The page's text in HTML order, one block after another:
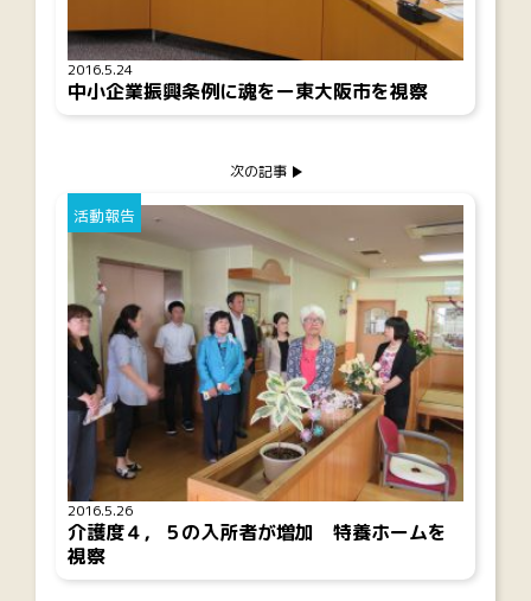
2016.5.24
中小企業振興条例に魂をー東大阪市を視察
2016.5.26
活動報告
介護度４，５の入所者が増加 特養ホームを
視察
次の記事